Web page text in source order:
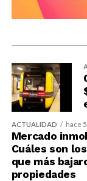
ACTUALIDAD hace
Mercado
Cuáles son
que más
propiedades